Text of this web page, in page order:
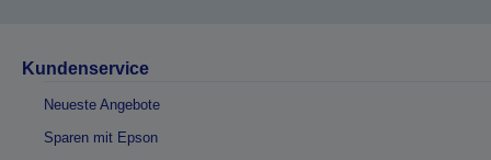
Kundenservice
Neueste Angebote
Sparen mit Epson